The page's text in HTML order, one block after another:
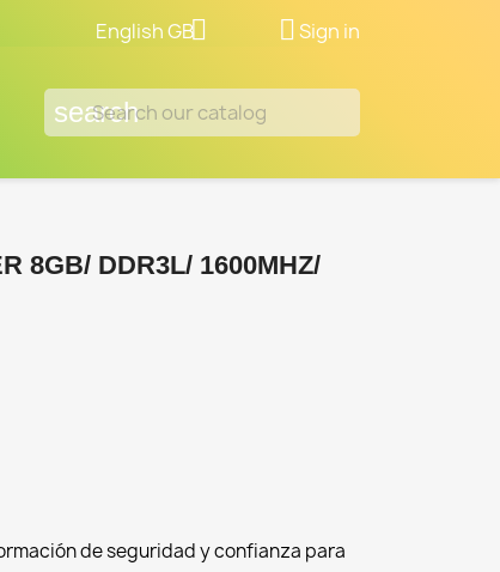
English GB  Sign in
search
8GB/ DDR3L/ 1600MHZ/
de seguridad y confianza para